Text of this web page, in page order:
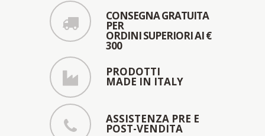
CONSEGNA GRATUITA
PER
ORDINI SUPERIORI AI €
300
PRODOTTI
MADE IN ITALY
ASSISTENZA PRE E
POST-VENDITA